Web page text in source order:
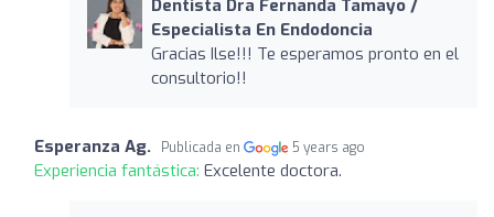
Dentista Dra Fernanda Tamayo /
Especialista En Endodoncia
Gracias Ilse!!! Te esperamos pronto en el
consultorio!!
Esperanza Ag. Publicada en 5 years ago
Experiencia fantástica: Excelente doctora.